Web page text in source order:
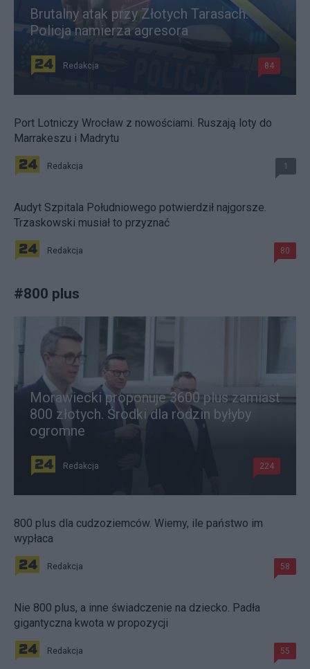
Brutalny atak przy Złotych Tarasach.
Policja namierza agresora
Redakcja 84
Port Lotniczy Wrocław z nowościami. Ruszają loty do
Marrakeszu i Madrytu
Redakcja 1
Audyt Szpitala Południowego potwierdził najgorsze.
Trzaskowski musiał to przyznać
Redakcja 80
#800 plus
Morawiecki proponuje 3600 plus zamiast
800 złotych. Środki dla rodzin byłyby
ogromne
Redakcja 224
800 plus dla cudzoziemców. Wiemy, ile państwo im
wypłaca
Redakcja 58
Nie 800 plus, a inne świadczenie na dziecko. Padła
gigantyczna kwota w propozycji
Redakcja 55